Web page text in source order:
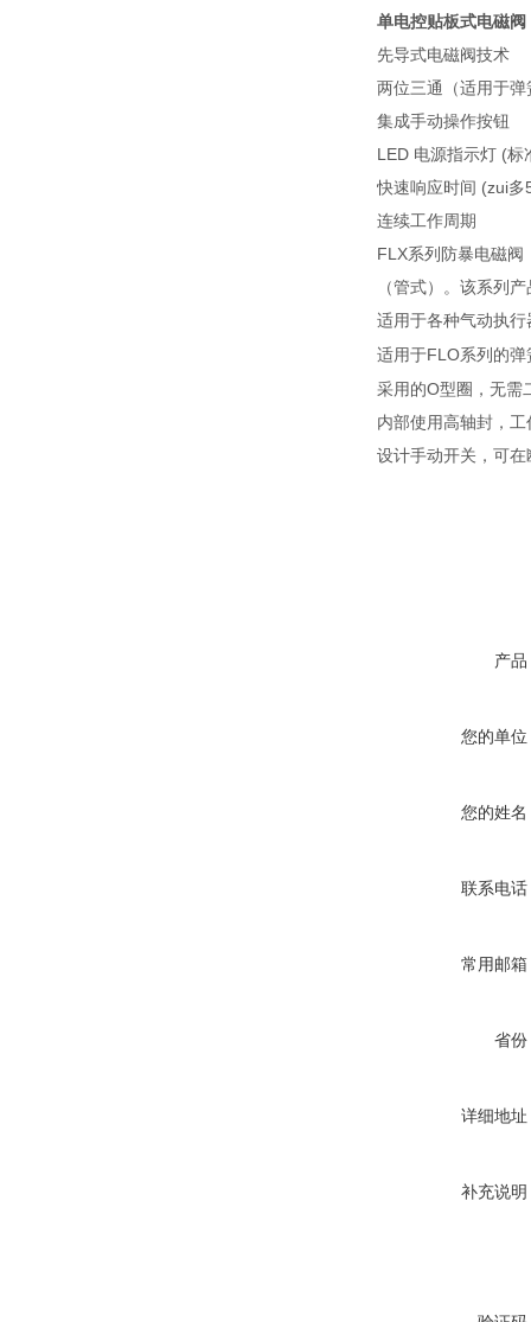
单电控贴板式电磁
先导式电磁阀技术
两位三通（适用于
集成手动操作按钮
LED 电源指示灯 (标
快速响应时间 (zui多
连续工作周期
FLX系列防暴电磁阀
（管式）。该系列
适用于各种气动执
适用于FLO系列的
采用的O型圈，无需
内部使用高轴封，
设计手动开关，可
产品
您的单位
您的姓名
联系电话
常用邮箱
省份
详细地址
补充说明